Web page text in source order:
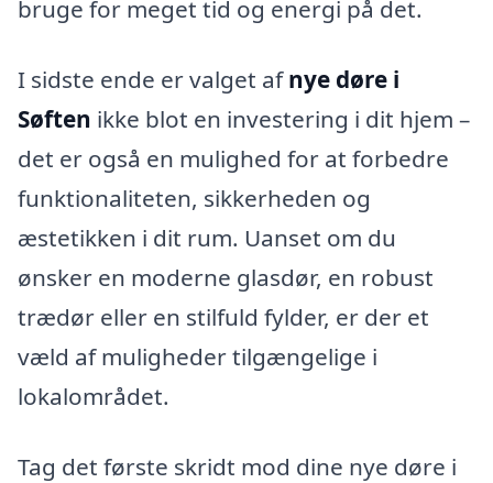
bruge for meget tid og energi på det.
I sidste ende er valget afnye døre i
Søften ikke blot en investering i dit hjem –
det er også en mulighed for at forbedre
funktionaliteten, sikkerheden og
æstetikken i dit rum. Uanset om du
ønsker en moderne glasdør, en robust
trædør eller en stilfuld fylder, er der et
væld af muligheder tilgængelige i
lokalområdet.
Tag det første skridt mod dine nye døre i